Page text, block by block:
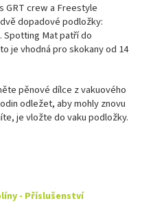
GRT crew a Freestyle
dopadové podložky:
Spotting Mat patří do
je vhodná pro skokany od 14
pěnové dílce z vakuového
odležet, aby mohly znovu
je vložte do vaku podložky.
- Příslušenství